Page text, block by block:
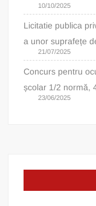
10/10/2025
Licitatie publica
a unor suprafețe
21/07/2025
Concurs pentru
școlar 1/2 normă,
23/06/2025